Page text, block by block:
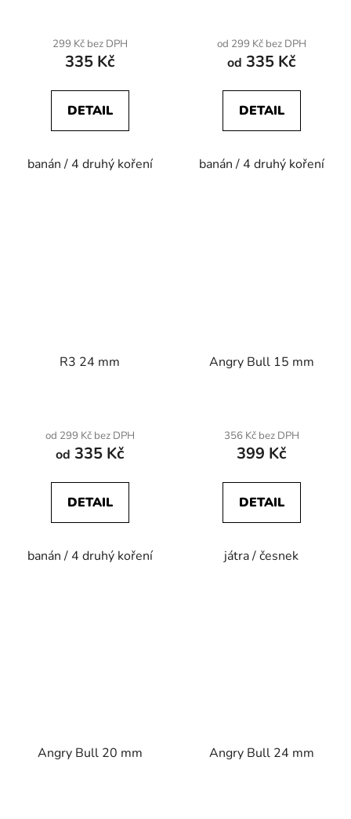
299 Kč bez DPH
335 Kč
DETAIL
banán / 4 druhý koření
od 299 Kč bez DPH
od 335 Kč
DETAIL
banán / 4 druhý koření
R3 24 mm
od 299 Kč bez DPH
od 335 Kč
DETAIL
banán / 4 druhý koření
Angry Bull 15 mm
356 Kč bez DPH
399 Kč
DETAIL
játra / česnek
Angry Bull 20 mm Angry Bull 24 mm